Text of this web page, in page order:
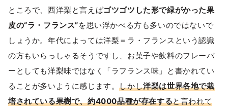
ところで、西洋梨と言えばゴツゴツした形で緑がかった果
皮の“ラ・フランス”を思い浮かべる方も多いのではないで
しょうか。年代によっては洋梨＝ラ・フランスという認識
の方もいらっしゃるそうですし、お菓子や飲料のフレーバ
ーとしても洋梨味ではなく「ラフランス味」と書かれてい
ることが多いように感じます。しかし洋梨は世界各地で栽
培されている果樹で、約4000品種が存在すると言われて